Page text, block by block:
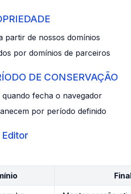
partir de nossos domínios
por domínios de parceiros
DE CONSERVAÇÃO
quando fecha o navegador
por período definido